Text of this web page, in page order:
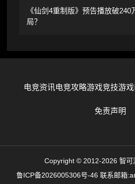
《仙剑4重制版》预告播放破
局？
电竞资讯电竞攻略游戏竞技游
免责声明
Copyright © 2012-2026 智可
鲁ICP备2026005306号-46 联系邮箱